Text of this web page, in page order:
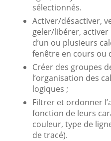
sélectionnés.
Activer/désactiver,
geler/libérer, activer
d’un ou plusieurs
fenêtre en cours ou
Créer des groupes
l’organisation des
logiques ;
Filtrer et ordonner
fonction de leurs
couleur, type de
de tracé).